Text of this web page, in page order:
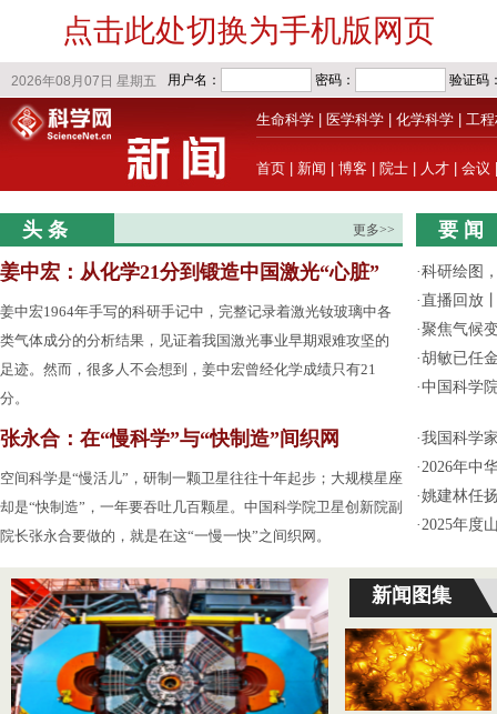
点击此处切换为手机版网页
生命科学 医学科学 化学科学 工
首页 新闻 博客 院士 人才 会议
头 条 更多>>
姜中宏：从化学21分到锻造中国激光“心脏”
姜中宏1964年手写的科研手记中，完整记录着激光钕玻璃中各
类气体成分的分析结果，见证着我国激光事业早期艰难攻坚的
足迹。然而，很多人不会想到，姜中宏曾经化学成绩只有21
分。
张永合：在“慢科学”与“快制造”间织网
空间科学是“慢活儿”，研制一颗卫星往往十年起步；大规模星座
却是“快制造”，一年要吞吐几百颗星。中国科学院卫星创新院副
院长张永合要做的，就是在这“一慢一快”之间织网。
要 闻
·科研绘图
·直播回放
·聚焦气候
·胡敏已任
·中国科学
·我国科学
·2026年中
·姚建林任
·2025年度
新闻图集